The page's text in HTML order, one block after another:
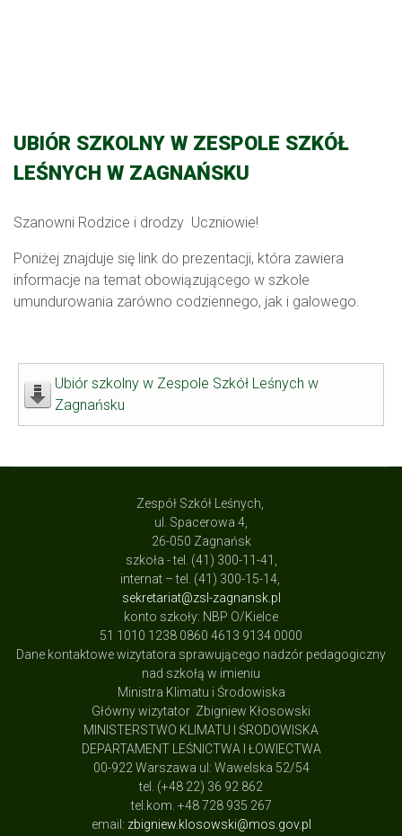
UBIÓR SZKOLNY W ZESPOLE SZKÓŁ
LEŚNYCH W ZAGNAŃSKU
Szanowni Rodzice i drodzy Uczniowie!
Poniżej znajduje się link do prezentacji, która zawiera
informacje na temat obowiązującego w szkole
umundurowania zarówno codziennego, jak i galowego.
Ubiór szkolny w Zespole Szkół Leśnych w
Zagnańsku
Zespół Szkół Leśnych,
ul. Spacerowa 4,
26-050 Zagnańsk
szkoła - tel. (41) 300-11-41,
internat – tel. (41) 300-15-14,
sekretariat@zsl-zagnansk.pl
konto szkoły: NBP O/Kielce
51 1010 1238 0860 4613 9134 0000
Dane kontaktowe wizytatora sprawującego nadzór pedagogiczny
nad szkołą w imieniu
Ministra Klimatu i Środowiska
Główny wizytator Zbigniew Kłosowski
MINISTERSTWO KLIMATU I ŚRODOWISKA
DEPARTAMENT LEŚNICTWA I ŁOWIECTWA
00-922 Warszawa ul: Wawelska 52/54
tel. (+48 22) 36 92 862
tel.kom. +48 728 935 267
email: zbigniew.klosowski@mos.gov.pl